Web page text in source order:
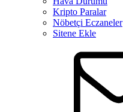
Kripto Paralar
Nöbetçi Eczaneler
Sitene Ekle